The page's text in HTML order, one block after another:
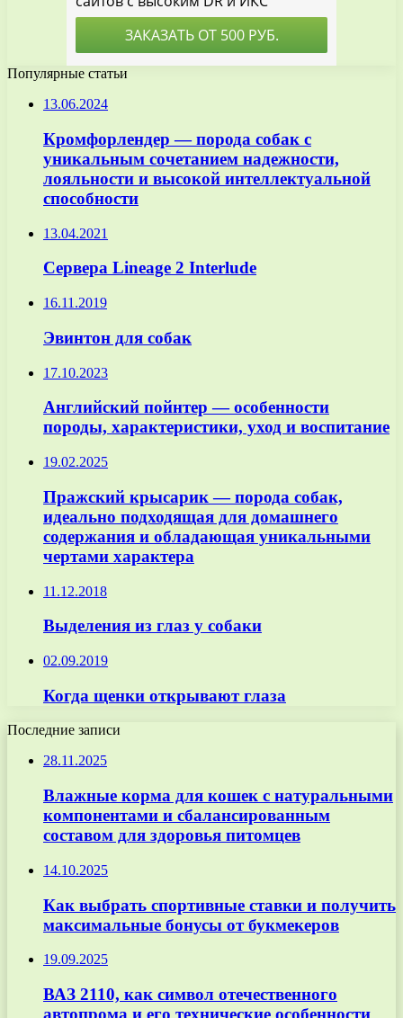
Популярные статьи
13.06.2024
Кромфорлендер — порода собак с
уникальным сочетанием надежности,
лояльности и высокой интеллектуальной
способности
13.04.2021
Сервера Lineage 2 Interlude
16.11.2019
Эвинтон для собак
17.10.2023
Английский пойнтер — особенности
породы, характеристики, уход и воспитание
19.02.2025
Пражский крысарик — порода собак,
идеально подходящая для домашнего
содержания и обладающая уникальными
чертами характера
11.12.2018
Выделения из глаз у собаки
02.09.2019
Когда щенки открывают глаза
Последние записи
28.11.2025
Влажные корма для кошек с натуральными
компонентами и сбалансированным
составом для здоровья питомцев
14.10.2025
Как выбрать спортивные ставки и получить
максимальные бонусы от букмекеров
19.09.2025
ВАЗ 2110, как символ отечественного
автопрома и его технические особенности